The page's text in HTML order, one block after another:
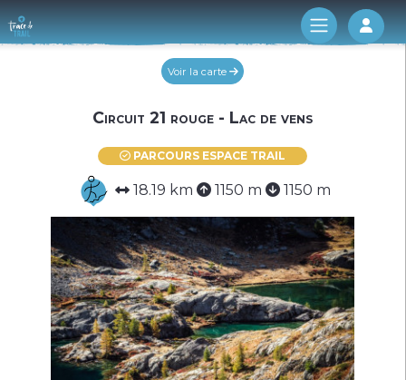
Log
Voir la carte
Circuit 21 rouge - Lac de vens
PARCOURS ESPACE TRAIL
18.19 km 1150 m 1150 m